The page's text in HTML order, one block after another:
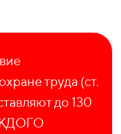
труда (ст.
до 130